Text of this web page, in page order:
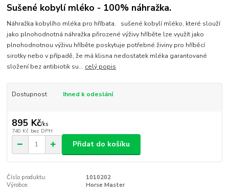
Sušené kobylí mléko - 100% náhražka.
Náhražka kobylího mléka pro hříbata. sušené kobylí mléko, které slouží
jako plnohodnotná náhražka přirozené výživy hříběte lze využít jako
plnohodnotnou výživu hříběte poskytuje potřebné živiny pro hříběcí
sirotky nebo v případě, že má klisna nedostatek mléka garantované
složení bez antibiotik su... celý popis
Dostupnost Ihned k odeslání
895 Kč/ks
740 Kč bez DPH
Přidat do košíku
Číslo produktu:
1010202
Výrobce:
Horse Master